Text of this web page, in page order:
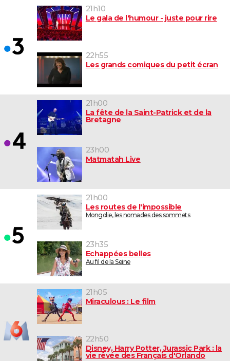
21h10
Le gala de l'humour - juste pour rire
22h55
Les grands comiques du petit écran
21h00
La fête de la Saint-Patrick et de la
Bretagne
23h00
Matmatah Live
21h00
Les routes de l'impossible
Mongolie, les nomades des sommets
23h35
Echappées belles
Au fil de la Seine
21h05
Miraculous : Le film
22h50
Disney, Harry Potter, Jurassic Park : la
vie rêvée des Français d'Orlando